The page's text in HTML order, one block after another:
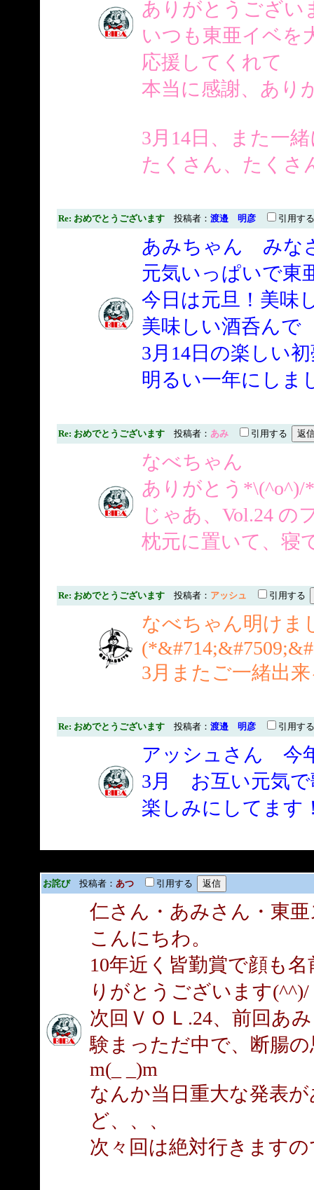
ありがとうござい
いつも東亜イベを
応援してくれて
本当に感謝、あり
3月14日、また一
たくさん、たくさ
Re: おめでとうございます 投稿者： 渡邉 明彦 引用する
あみちゃん みな
元気いっぱいで東
今日は元旦！美味
美味しい酒呑ん
3月14日の楽しい
明るい一年にしま
Re: おめでとうございます 投稿者： あみ 引用する
なべちゃん
ありがとう*\(^o^)/*
じゃあ、Vol.24 の
枕元に置いて、寝
Re: おめでとうございます 投稿者： アッシュ 引用する
なべちゃん明けま
3月またご一緒出
Re: おめでとうございます 投稿者： 渡邉 明彦 引用する
アッシュさん 今
3月 お互い元気で
楽しみにしてます
お詫び 投稿者： あつ 引用する
仁さん・あみさん・東
こんにちわ。
10年近く皆勤賞で顔も
りがとうございます(^^)/
次回ＶＯＬ.24、前回あ
験まっただ中で、断腸
m(_ _)m
なんか当日重大な発表
ど、、、
次々回は絶対行きます